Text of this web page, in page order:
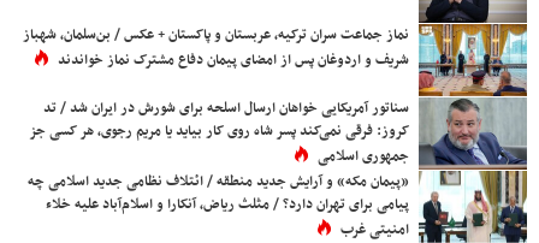
نماز جماعت سران ترکیه، عربستان و پاکستان + عکس / بن‌سلمان، شهباز
شریف و اردوغان پس از امضای پیمان دفاع مشترک نماز خواندند
سناتور آمریکایی خواهان ارسال اسلحه برای شورش در ایران شد / تد
کروز: فرقی نمی‌کند پسر شاه روی کار بیاید یا مریم رجوی، هر کسی جز
جمهوری اسلامی
«پیمان مکه» و آرایش جدید منطقه / ائتلاف نظامی جدید اسلامی چه
پیامی برای تهران دارد؟ / مثلث ریاض، آنکارا و اسلام‌آباد علیه خلاء
امنیتی غرب